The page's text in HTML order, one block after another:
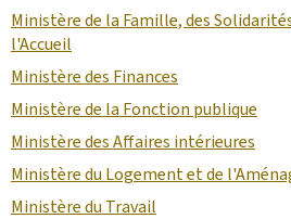
Ministère de la Famille, des
l'Accueil
Ministère des Finances
Ministère de la Fonction publique
Ministère des Affaires intérieures
Ministère du Logement et de
Ministère du Travail